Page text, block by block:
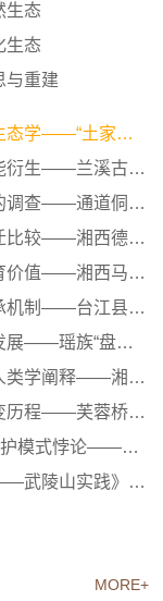
生态
生态
与重建
土家族第一...
兰溪古寨勾蓝...
通道侗族自治...
湘西德夯苗族...
湘西马颈坳镇...
台江县施洞镇...
瑶族“盘王节”...
释——湘西三村...
芙蓉桥白族乡...
式悖论——三个...
实践》参考文献
MORE+